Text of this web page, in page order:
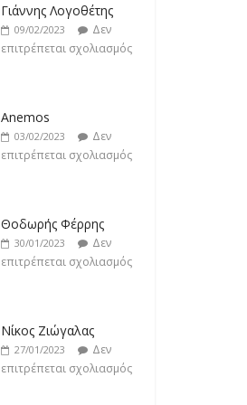
17/02/2023
Δεν
επιτρέπεται σχολιασμός
Γιάννης Λογοθέτης
09/02/2023
Δεν
επιτρέπεται σχολιασμός
Anemos
03/02/2023
Δεν
επιτρέπεται σχολιασμός
Θοδωρής Φέρρης
30/01/2023
Δεν
επιτρέπεται σχολιασμός
Νίκος Ζιώγαλας
27/01/2023
Δεν
επιτρέπεται σχολιασμός